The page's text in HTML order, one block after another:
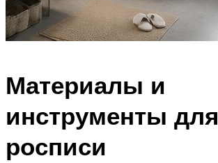
Материалы и
инструменты для
росписи